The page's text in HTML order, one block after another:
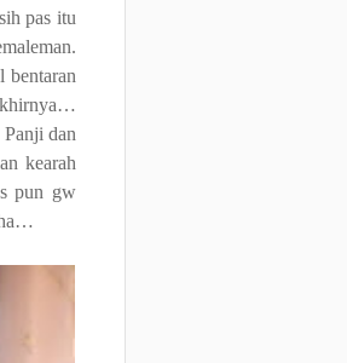
pas itu
bentaran
Panji dan
kearah
pun gw